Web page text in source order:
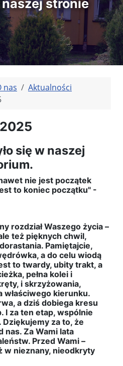
stronie
nas
Aktualności
się w naszej
nie jest początek
to koniec początku" -
rozdział Waszego życia –
też pięknych chwil,
Pamiętajcie,
a do celu wiodą
to twardy, ubity trakt, a
pełna kolei i
i skrzyżowania,
właściwego kierunku.
a dziś dobiega kresu
I za ten etap, wspólnie
za to, że
nas. Za Wami lata
Przed Wami –
w nieznany, nieodkryty